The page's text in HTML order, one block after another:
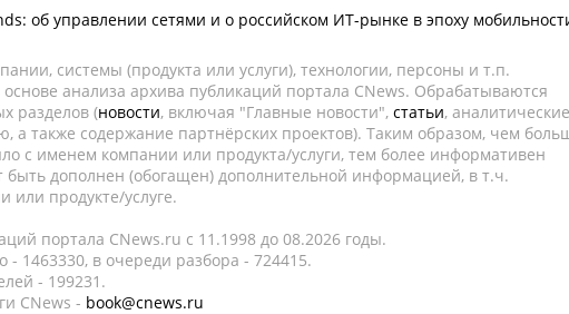
об управлении сетями и о российском ИТ-рынке в эпоху
системы (продукта или услуги), технологии, персоны и т.п.
основе анализа архива публикаций портала CNews. Обрабатываются
разделов (новости, включая "Главные новости", статьи, аналитические
а также содержание партнёрских проектов). Таким образом, чем
с именем компании или продукта/услуги, тем более информативен
дополнен (обогащен) дополнительной информацией, в т.ч.
или продукте/услуге.
портала CNews.ru c 11.1998 до 08.2026 годы.
1463330, в очереди разбора - 724415.
- 199231.
CNews - book@cnews.ru